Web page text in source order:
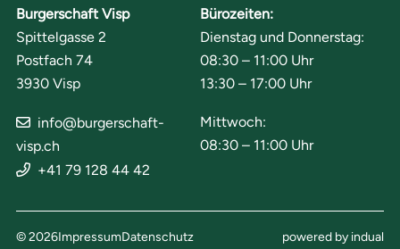
Burgerschaft Visp
Spittelgasse 2
Postfach 74
3930 Visp
info@burgerschaft-
visp.ch
+41 79 128 44 42
Bürozeiten:
Dienstag und Donnerstag:
08:30 – 11:00 Uhr
13:30 – 17:00 Uhr
Mittwoch:
08:30 – 11:00 Uhr
© 2026ImpressumDatenschutz powered by indual